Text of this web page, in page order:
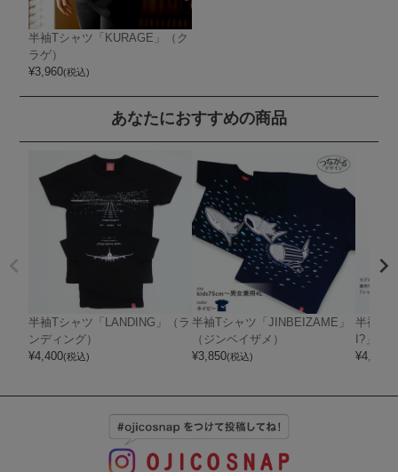
半袖Tシャツ「KURAGE」（ク
ラゲ）
¥3,960(税込)
あなたにおすすめの商品
半袖Tシャツ「LANDING」（ラ
ンディング）
¥4,400(税込)
半袖Tシャツ「JINBEIZAME」
（ジンベイザメ）
¥3,850(税込)
半袖T
I?」（
¥4,400